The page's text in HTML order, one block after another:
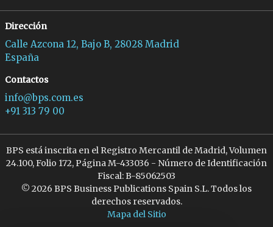
Dirección
Calle Azcona 12, Bajo B, 28028 Madrid
España
Contactos
info@bps.com.es
+91 313 79 00
BPS está inscrita en el Registro Mercantil de Madrid, Volumen
24.100, Folio 172, Página M-433036 - Número de Identificación
Fiscal: B-85062503
© 2026 BPS Business Publications Spain S.L. Todos los
derechos reservados.
Mapa del Sitio